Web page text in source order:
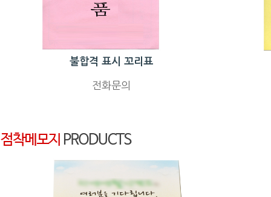
불합격 표시 꼬리표
전화문의